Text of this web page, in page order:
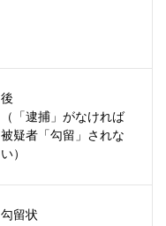
後
（「逮捕」がなければ
被疑者「勾留」されな
い）
勾留状